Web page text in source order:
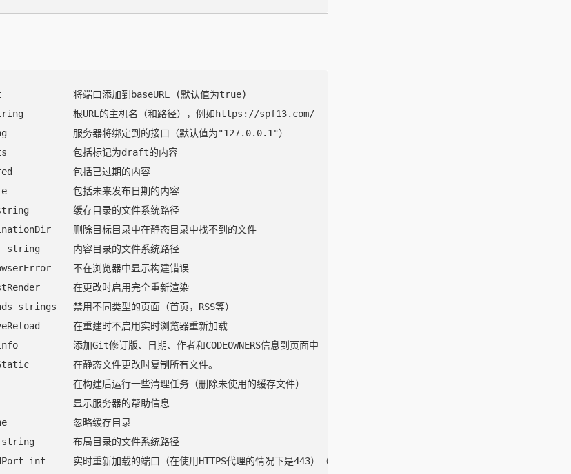
将端口添加到baseURL (默认值为true)
根URL的主机名（和路径），例如https://spf13.com/
服务器将绑定到的接口（默认值为"127.0.0.1"）
包括标记为draft的内容
包括已过期的内容
包括未来发布日期的内容
缓存目录的文件系统路径
删除目标目录中在静态目录中找不到的文件
内容目录的文件系统路径
不在浏览器中显示构建错误
在更改时启用完全重新渲染
strings   禁用不同类型的页面（首页，RSS等）
在重建时不启用实时浏览器重新加载
添加Git修订版、日期、作者和CODEOWNERS信息到页面中
在静态文件更改时复制所有文件。
在构建后运行一些清理任务（删除未使用的缓存文件）
显示服务器的帮助信息
忽略缓存目录
布局目录的文件系统路径
int     实时重新加载的端口（在使用HTTPS代理的情况下是443）（默认值为-1）